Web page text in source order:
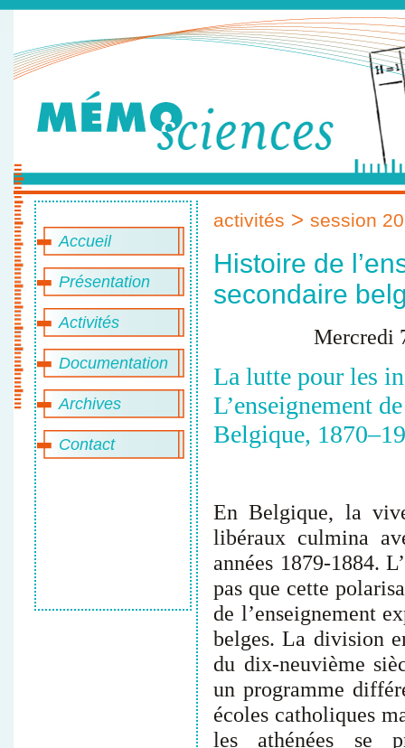
Accueil
Présentation
Activités
Documentation
Archives
Contact
activités > session
Histoire de
secondaire
Mercredi
La lutte pour les
L’enseignement
Belgique,
En Belgique, la
libéraux culmina
années 1879-1884.
pas que cette
de l’enseignement
belges. La division
du dix-neuvième
un programme
écoles catholiques
les athénées se